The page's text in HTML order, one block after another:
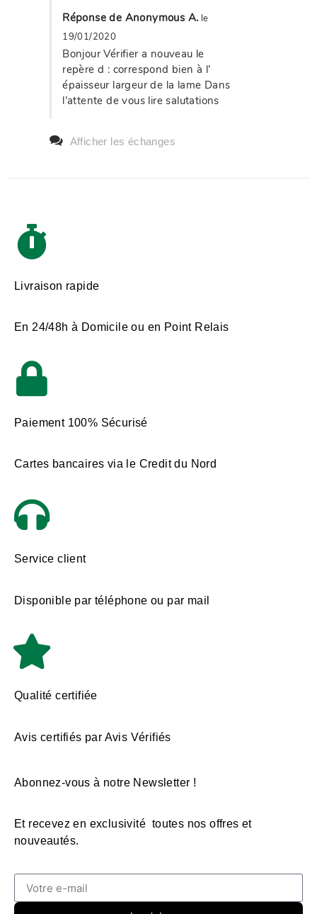
Réponse de Anonymous A. le
19/01/2020
Bonjour Vérifier a nouveau le
repère d : correspond bien à l’
épaisseur largeur de la lame Dans
l’attente de vous lire salutations
Afficher les échanges
Livraison rapide
En 24/48h à Domicile ou en Point Relais
Paiement 100% Sécurisé
Cartes bancaires via le Credit du Nord
Service client
Disponible par téléphone ou par mail
Qualité certifiée
Avis certifiés par Avis Vérifiés
Abonnez-vous à notre Newsletter !
Et recevez en exclusivité toutes nos offres et
nouveautés.